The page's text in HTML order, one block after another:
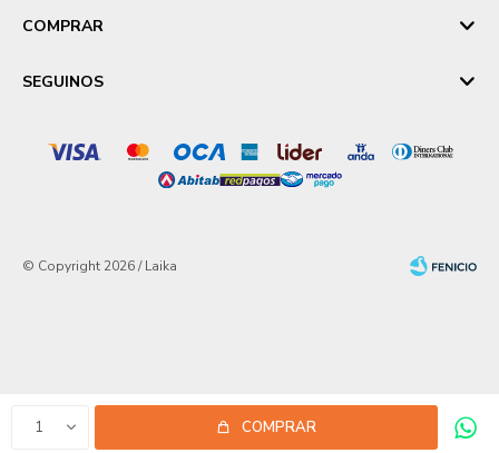
1 COMPRAR
COMPRAR
SEGUINOS
© Copyright 2026 / Laika